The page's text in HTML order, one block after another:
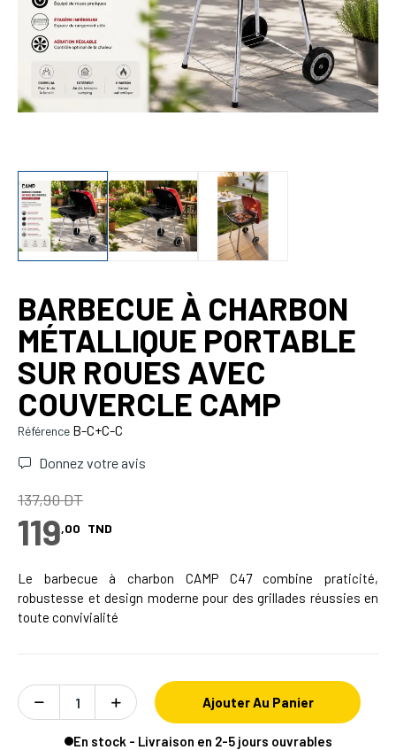
BARBECUE À CHARBON
MÉTALLIQUE PORTABLE
SUR ROUES AVEC
COUVERCLE CAMP
Référence B-C+C-C
Donnez votre avis
137,90 DT
119,00 TND
Le barbecue à charbon CAMP C47 combine praticité,
robustesse et design moderne pour des grillades réussies en
toute convivialité
Ajouter Au Panier
En stock - Livraison en 2-5 jours ouvrables